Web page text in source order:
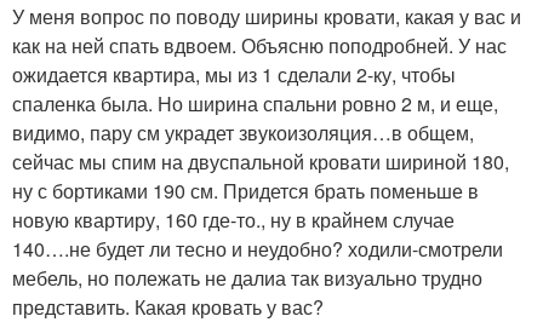
У меня вопрос по поводу ширины кровати, какая у вас и
как на ней спать вдвоем. Объясню поподробней. У нас
ожидается квартира, мы из 1 сделали 2-ку, чтобы
спаленка была. Но ширина спальни ровно 2 м, и еще,
видимо, пару см украдет звукоизоляция…в общем,
сейчас мы спим на двуспальной кровати шириной 180,
ну с бортиками 190 см. Придется брать поменьше в
новую квартиру, 160 где-то., ну в крайнем случае
140….не будет ли тесно и неудобно? ходили-смотрели
мебель, но полежать не далиа так визуально трудно
представить. Какая кровать у вас?